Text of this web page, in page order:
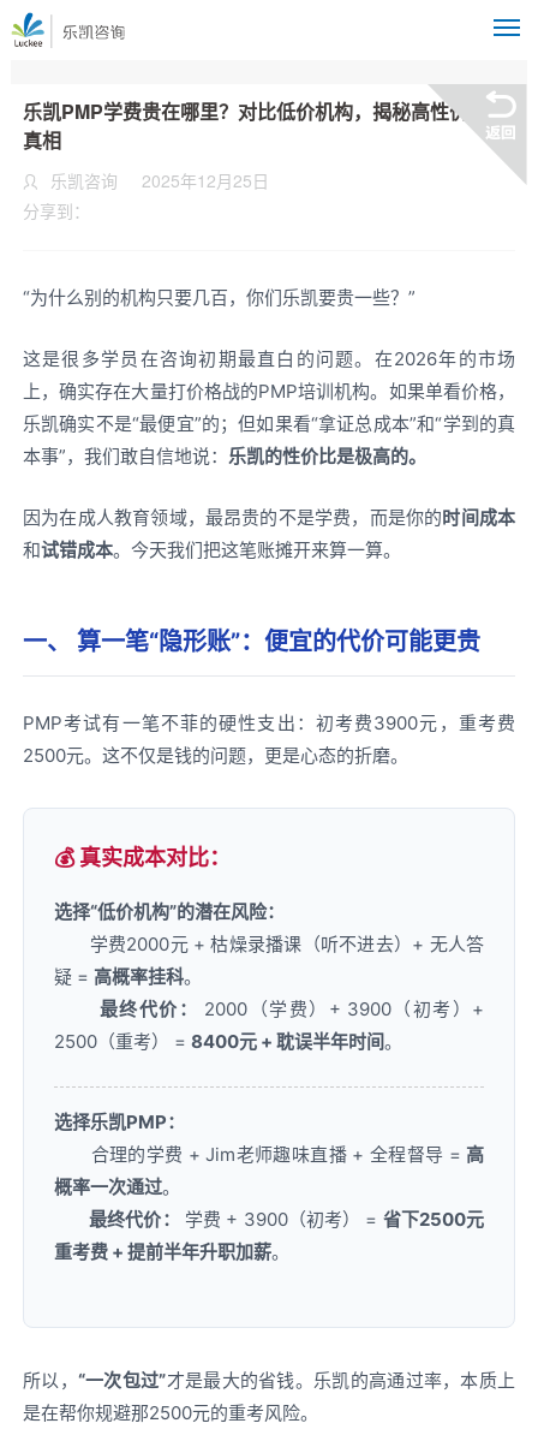
乐凯PMP学费贵在哪里？对比低价机构，揭秘高性价比的
真相
乐凯咨询
2025年12月25日
分享到：
“为什么别的机构只要几百，你们乐凯要贵一些？”
这是很多学员在咨询初期最直白的问题。在2026年的市场
上，确实存在大量打价格战的PMP培训机构。如果单看价格，
乐凯确实不是“最便宜”的；但如果看“拿证总成本”和“学到的真
本事”，我们敢自信地说： 乐凯的性价比是极高的。
因为在成人教育领域，最昂贵的不是学费，而是你的时间成本
和试错成本。今天我们把这笔账摊开来算一算。
一、 算一笔“隐形账”：便宜的代价可能更贵
PMP考试有一笔不菲的硬性支出：初考费3900元，重考费
2500元。这不仅是钱的问题，更是心态的折磨。
💰 真实成本对比：
选择“低价机构”的潜在风险：
学费2000元 + 枯燥录播课（听不进去）+ 无人答
疑 = 高概率挂科。
最终代价：
2000（学费）+ 3900（初考）+
2500（重考） = 8400元 + 耽误半年时间。
选择乐凯PMP：
合理的学费 + Jim老师趣味直播 + 全程督导 = 高
概率一次通过。
最终代价：
学费 + 3900（初考） = 省下2500元
重考费 + 提前半年升职加薪。
所以， “一次包过”才是最大的省钱。乐凯的高通过率，本质上
是在帮你规避那2500元的重考风险。